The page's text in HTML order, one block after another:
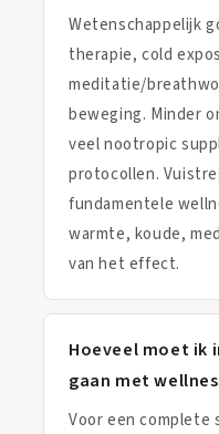
Wetenschappelijk
therapie, cold
meditatie/
beweging. Minder
veel nootropic
protocollen.
fundamentele
warmte, koude,
van het effect.
Hoeveel moet ik
gaan met
Voor een